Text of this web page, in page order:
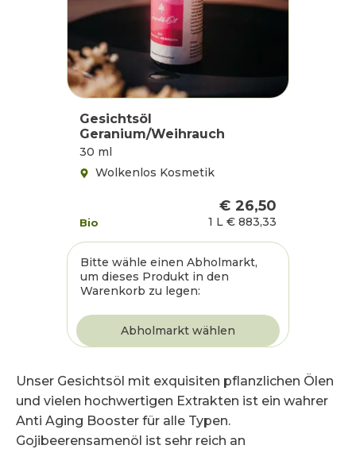
Gesichtsöl
Geranium/Weihrauch
30 ml
Wolkenlos Kosmetik
Bio
€ 26,50
1 L € 883,33
Bitte wähle einen Abholmarkt,
um dieses Produkt in den
Warenkorb zu legen:
Unser Gesichtsöl mit exquisiten pflanzlichen Ölen
und vielen hochwertigen Extrakten ist ein wahrer
Anti Aging Booster für alle Typen.
Gojibeerensamenöl ist sehr reich an